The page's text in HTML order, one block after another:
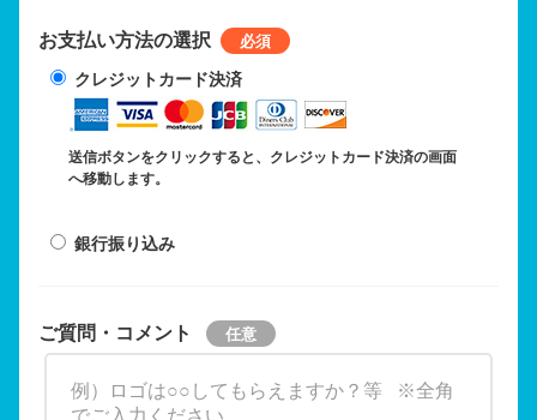
お支払い方法の選択
クレジットカード決済
送信ボタンをクリックすると、クレジットカード決済の画面
へ移動します。
銀行振り込み
ご質問・コメント